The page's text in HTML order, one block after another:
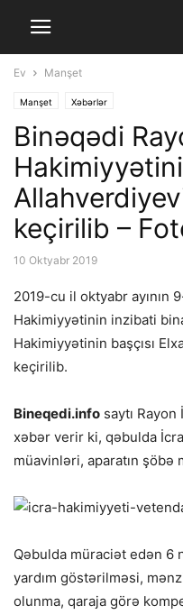
Ev Manşet
Manşet Xəbərlər
Binəqədi
keçirilib –
10 Oktyabr 2019
2019-cu il oktyabr ayının
Hakimiyyətinin inzibati
Hakimiyyətinin başçısı
keçirilib.
Bineqedi.info saytı
xəbər verir ki, qəbulda İcra
müavinləri, aparatın
Qəbulda müraciət edən 6
yardım göstərilməsi,
olunma, qaraja görə